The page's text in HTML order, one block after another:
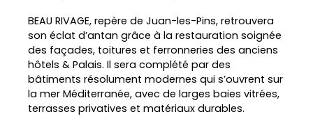
BEAU RIVAGE, repère de Juan-les-Pins, retrouvera
son éclat d’antan grâce à la restauration soignée
des façades, toitures et ferronneries des anciens
hôtels & Palais. Il sera complété par des
bâtiments résolument modernes qui s’ouvrent sur
la mer Méditerranée, avec de larges baies vitrées,
terrasses privatives et matériaux durables.